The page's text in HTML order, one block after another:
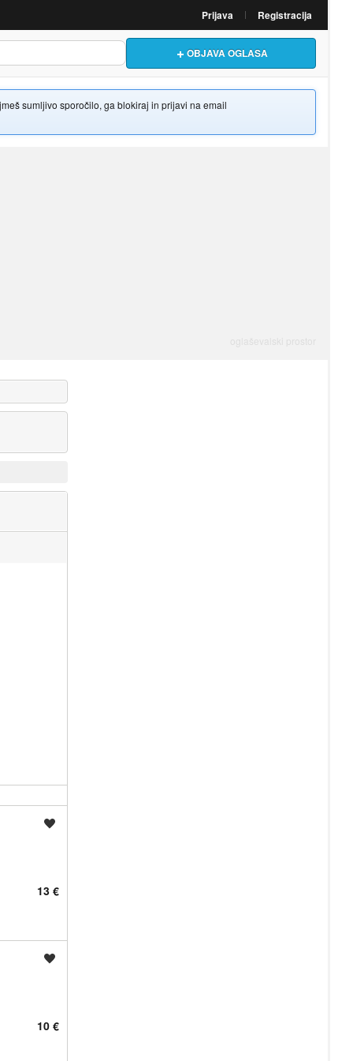
Prijava Registracija
OBJAVA OGLASA
sumljivo sporočilo, ga blokiraj in prijavi na email
13 €
10 €